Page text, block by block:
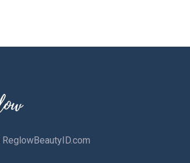
ReglowBeautyID.com